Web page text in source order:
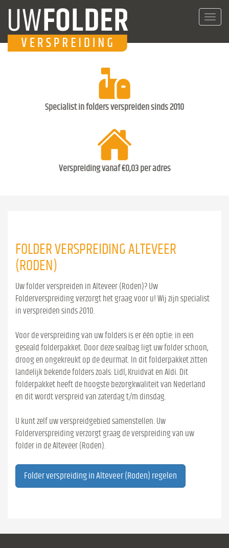
Specialist in folders verspreiden sinds 2010
Verspreiding vanaf €0,03 per adres
FOLDER VERSPREIDING ALTEVEER
(RODEN)
Uw folder verspreiden in Alteveer (Roden)? Uw
Folderverspreiding verzorgt het graag voor u! Wij zijn specialist
in verspreiden sinds 2010.
Voor de verspreiding van uw folders is er één optie: in een
geseald folderpakket. Door deze sealbag ligt uw folder schoon,
droog en ongekreukt op de deurmat. In dit folderpakket zitten
landelijk bekende folders zoals: Lidl, Kruidvat en Aldi. Dit
folderpakket heeft de hoogste bezorgkwaliteit van Nederland
en dit wordt verspreid van zaterdag t/m dinsdag.
U kunt zelf uw verspreidgebied samenstellen. Uw
Folderverspreiding verzorgt graag de verspreiding van uw
folder in de Alteveer (Roden).
Folder verspreiding in Alteveer (Roden) regelen